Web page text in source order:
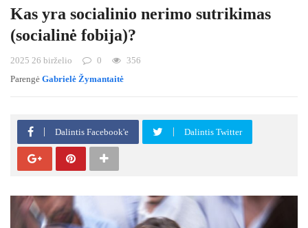
Kas yra socialinio nerimo sutrikimas
(socialinė fobija)?
2025 26 birželio 0
356
Parengė Gabrielė Žymantaitė
Dalintis Facebook'e Dalintis Twitter